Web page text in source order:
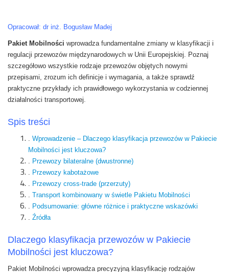
Opracował: dr inż. Bogusław Madej
Pakiet Mobilności wprowadza fundamentalne zmiany w klasyfikacji i
regulacji przewozów międzynarodowych w Unii Europejskiej. Poznaj
szczegółowo wszystkie rodzaje przewozów objętych nowymi
przepisami, zrozum ich definicje i wymagania, a także sprawdź
praktyczne przykłady ich prawidłowego wykorzystania w codziennej
działalności transportowej.
Spis treści
. Wprowadzenie – Dlaczego klasyfikacja przewozów w Pakiecie
Mobilności jest kluczowa?
. Przewozy bilateralne (dwustronne)
. Przewozy kabotażowe
. Przewozy cross-trade (przerzuty)
. Transport kombinowany w świetle Pakietu Mobilności
. Podsumowanie: główne różnice i praktyczne wskazówki
. Źródła
Dlaczego klasyfikacja przewozów w Pakiecie
Mobilności jest kluczowa?
Pakiet Mobilności wprowadza precyzyjną klasyfikację rodzajów